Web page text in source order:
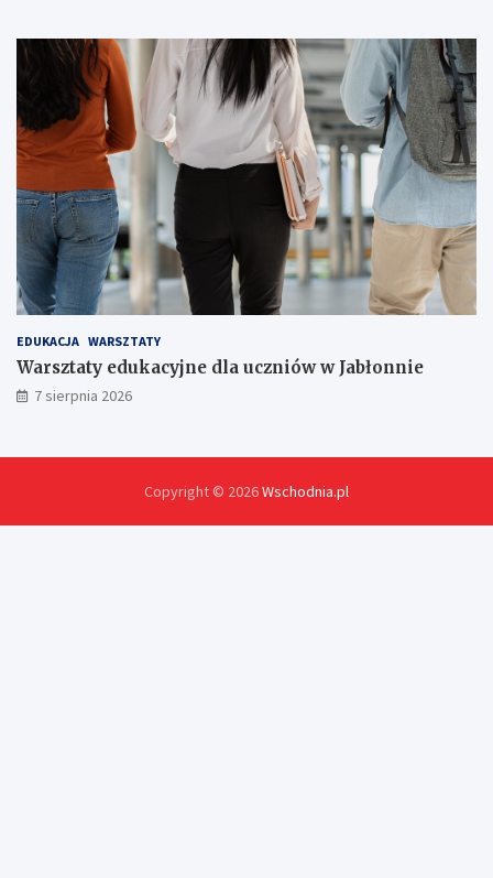
!
EDUKACJA WARSZTATY
Warsztaty edukacyjne dla uczniów w Jabłonnie
7 sierpnia 2026
Copyright © 2026Wschodnia.pl